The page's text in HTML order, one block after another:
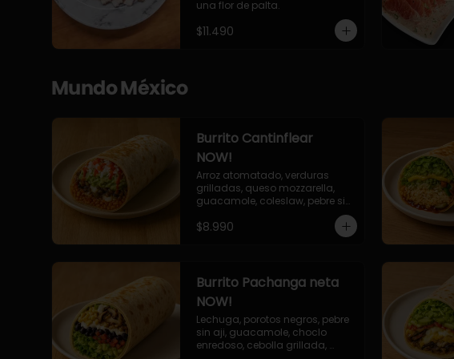
una flor de palta.
$11.490
Mundo México
Burrito Cantinflear
NOW!
Arroz atomatado, verduras
grilladas, queso mozzarella,
guacamole, coleslaw, pebre sin
$8.990
Burrito Pachanga neta
NOW!
Lechuga, porotos negros, pebre
sin aji, guacamole, choclo
enredoso, cebolla grillada,